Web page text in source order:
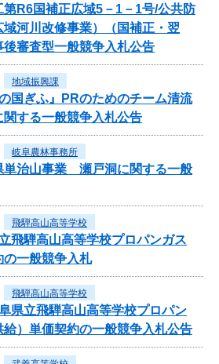
第R6国補正広域5－1－1号/公共防
河川改修事業）（国補正・翌
審査型一般競争入札公告
地域振興課
国ぎふ』PRのためのチーム清流
関する一般競争入札公告
岐阜農林事務所
単治山事業 瀬戸洞に関する一般
飛騨高山高等学校
飛騨高山高等学校プロパンガス
の一般競争入札
飛騨高山高等学校
県立飛騨高山高等学校プロパン
給）単価契約の一般競争入札公告